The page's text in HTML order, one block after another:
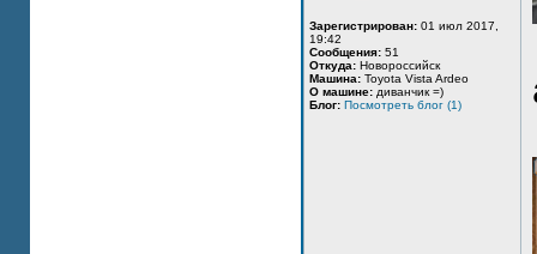
Зарегистрирован: 01 июл 2017,
19:42
Сообщения: 51
Откуда: Новороссийск
Машина: Toyota Vista Ardeo
О машине: диванчик =)
Блог: Посмотреть блог (1)